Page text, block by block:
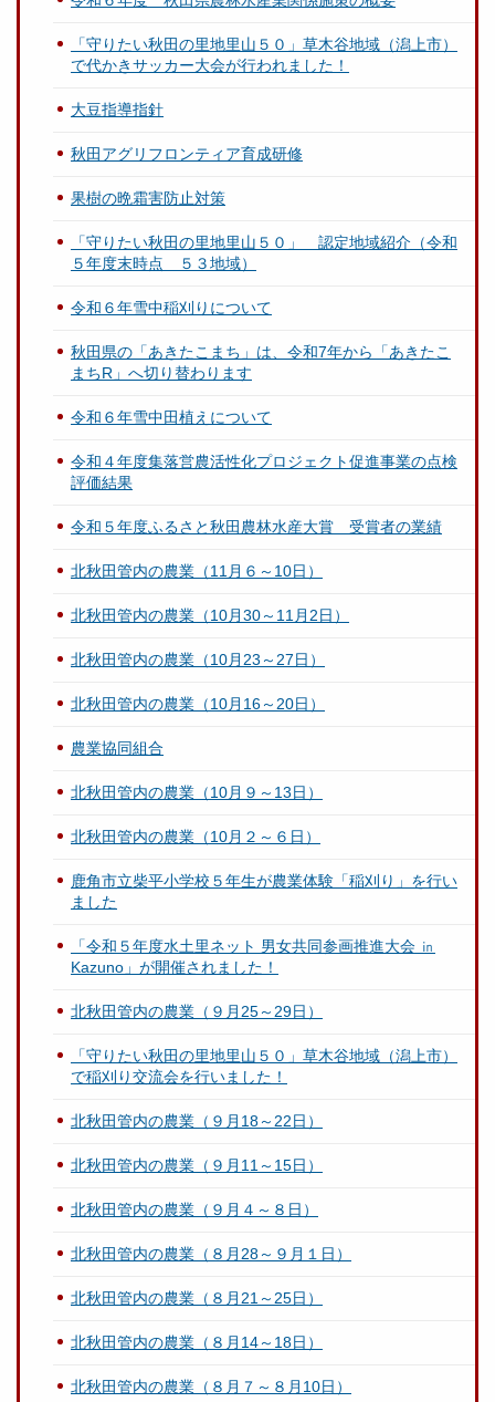
「守りたい秋田の里地里山５０」草木谷地域（潟上市）
で代かきサッカー大会が行われました！
大豆指導指針
秋田アグリフロンティア育成研修
果樹の晩霜害防止対策
「守りたい秋田の里地里山５０」 認定地域紹介（令和
５年度末時点 ５３地域）
令和６年雪中稲刈りについて
秋田県の「あきたこまち」は、令和7年から「あきたこ
まちR」へ切り替わります
令和６年雪中田植えについて
令和４年度集落営農活性化プロジェクト促進事業の点検
評価結果
令和５年度ふるさと秋田農林水産大賞 受賞者の業績
北秋田管内の農業（11月６～10日）
北秋田管内の農業（10月30～11月2日）
北秋田管内の農業（10月23～27日）
北秋田管内の農業（10月16～20日）
農業協同組合
北秋田管内の農業（10月９～13日）
北秋田管内の農業（10月２～６日）
鹿角市立柴平小学校５年生が農業体験「稲刈り」を行い
ました
「令和５年度水土里ネット 男女共同参画推進大会 ㏌
Kazuno」が開催されました！
北秋田管内の農業（９月25～29日）
「守りたい秋田の里地里山５０」草木谷地域（潟上市）
で稲刈り交流会を行いました！
北秋田管内の農業（９月18～22日）
北秋田管内の農業（９月11～15日）
北秋田管内の農業（９月４～８日）
北秋田管内の農業（８月28～９月１日）
北秋田管内の農業（８月21～25日）
北秋田管内の農業（８月14～18日）
北秋田管内の農業（８月７～８月10日）